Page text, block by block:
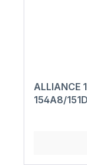
ALLIANCE
154A8/151D